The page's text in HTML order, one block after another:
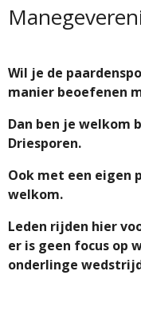
Wil je de
manier beoefenen
Dan ben je welkom
Driesporen.
Ook met een eigen
welkom.
Leden rijden hier
er is geen focus op
onderlinge